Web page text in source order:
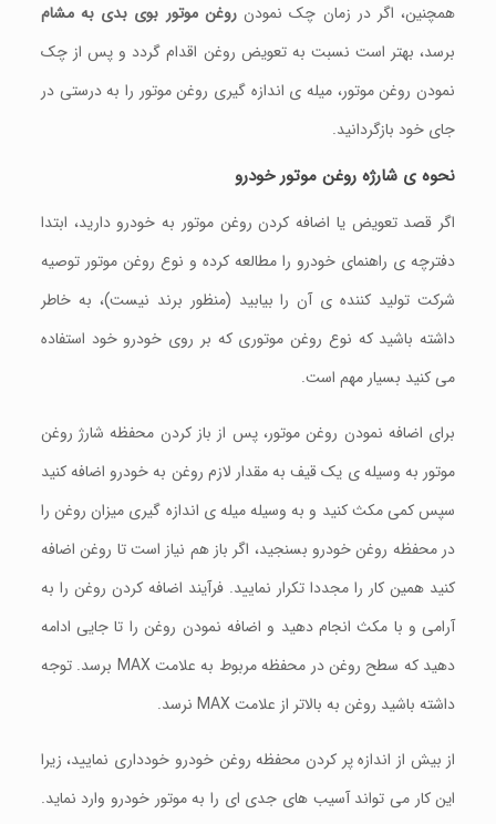
همچنین، اگر در زمان چک نمودنروغن موتور بوی بدی به مشام
برسد، بهتر است نسبت به تعویض روغن اقدام گردد و پس از چک
نمودن روغن موتور، میله ی اندازه گیری روغن موتور را به درستی در
جای خود بازگردانید.
نحوه ی شارژه روغن موتور خودرو
اگر قصد تعویض یا اضافه کردن روغن موتور به خودرو دارید، ابتدا
دفترچه ی راهنمای خودرو را مطالعه کرده و نوع روغن موتور توصیه
شرکت تولید کننده ی آن را بیابید (منظور برند نیست)، به خاطر
داشته باشید که نوع روغن موتوری که بر روی خودرو خود استفاده
می کنید بسیار مهم است.
برای اضافه نمودن روغن موتور، پس از باز کردن محفظه شارژ روغن
موتور به وسیله ی یک قیف به مقدار لازم روغن به خودرو اضافه کنید
سپس کمی مکث کنید و به وسیله میله ی اندازه گیری میزان روغن را
در محفظه روغن خودرو بسنجید، اگر باز هم نیاز است تا روغن اضافه
کنید همین کار را مجددا تکرار نمایید. فرآیند اضافه کردن روغن را به
آرامی و با مکث انجام دهید و اضافه نمودن روغن را تا جایی ادامه
دهید که سطح روغن در محفظه مربوط به علامت MAX برسد. توجه
داشته باشید روغن به بالاتر از علامت MAX نرسد.
از بیش از اندازه پر کردن محفظه روغن خودرو خودداری نمایید، زیرا
این کار می تواند آسیب های جدی ای را به موتور خودرو وارد نماید.